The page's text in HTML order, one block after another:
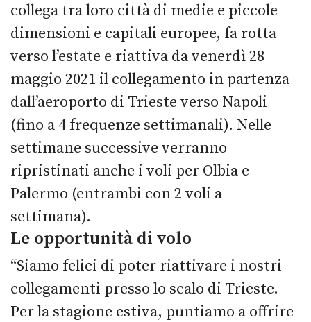
collega tra loro città di medie e piccole
dimensioni e capitali europee, fa rotta
verso l’estate e riattiva da venerdì 28
maggio 2021 il collegamento in partenza
dall’aeroporto di Trieste verso Napoli
(fino a 4 frequenze settimanali). Nelle
settimane successive verranno
ripristinati anche i voli per Olbia e
Palermo (entrambi con 2 voli a
settimana).
Le opportunità di volo
“Siamo felici di poter riattivare i nostri
collegamenti presso lo scalo di Trieste.
Per la stagione estiva, puntiamo a offrire